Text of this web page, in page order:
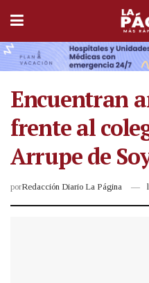
Encuentran
frente al
Arrupe de
porRedacción Diario La Página